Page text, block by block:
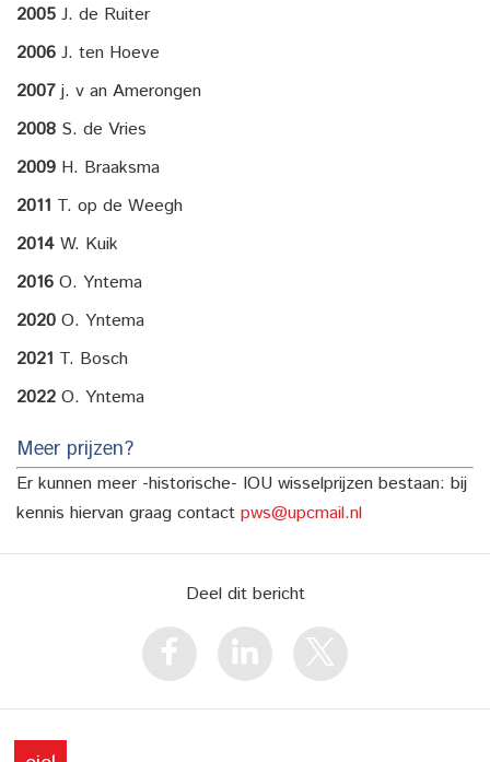
2005 J. de Ruiter
2006 J. ten Hoeve
2007 j. v an Amerongen
2008 S. de Vries
2009 H. Braaksma
2011 T. op de Weegh
2014 W. Kuik
2016 O. Yntema
2020 O. Yntema
2021 T. Bosch
2022 O. Yntema
Meer prijzen?
Er kunnen meer -historische- IOU wisselprijzen bestaan: bij
kennis hiervan graag contact pws@upcmail.nl
Deel dit bericht